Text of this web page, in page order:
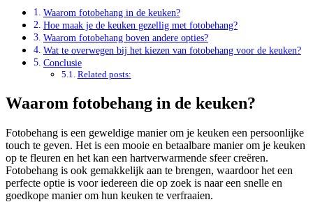
Waarom fotobehang in de keuken?
Hoe maak je de keuken gezellig met fotobehang?
Waarom fotobehang boven andere opties?
Wat te overwegen bij het kiezen van fotobehang voor de keuken?
Conclusie
Related posts:
Waarom fotobehang in de keuken?
Fotobehang is een geweldige manier om je keuken een persoonlijke
touch te geven. Het is een mooie en betaalbare manier om je keuken
op te fleuren en het kan een hartverwarmende sfeer creëren.
Fotobehang is ook gemakkelijk aan te brengen, waardoor het een
perfecte optie is voor iedereen die op zoek is naar een snelle en
goedkope manier om hun keuken te verfraaien.